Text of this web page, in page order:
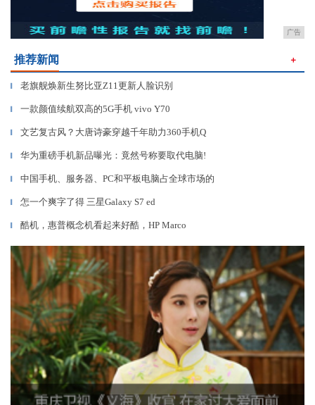
广告
推荐新闻 ＋
▎ 老旗舰焕新生努比亚Z11更新人脸识别
▎ 一款颜值续航双高的5G手机 vivo Y70
▎ 文艺复古风？大唐诗豪穿越千年助力360手机Q
▎ 华为重磅手机新品曝光：竟然号称要取代电脑!
▎ 中国手机、服务器、PC和平板电脑占全球市场的
▎ 怎一个爽字了得 三星Galaxy S7 ed
▎ 酷机，惠普概念机看起来好酷，HP Marco